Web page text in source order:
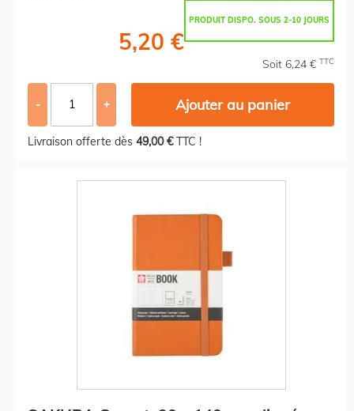
PRODUIT DISPO. SOUS 2-10 JOURS
5,20 €
Soit 6,24 € TTC
- + Ajouter au panier
Livraison offerte dès 49,00 €TTC !